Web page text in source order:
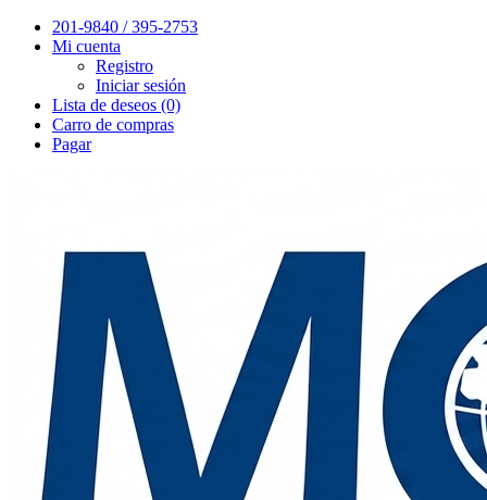
201-9840 / 395-2753
Mi cuenta
Registro
Iniciar sesión
Lista de deseos (0)
Carro de compras
Pagar